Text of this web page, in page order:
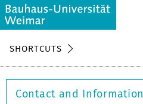
SHORTCUTS
Contact and Information